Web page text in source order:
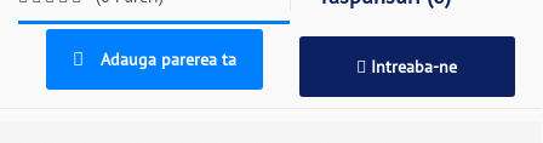
Adauga parerea ta Intreaba-ne